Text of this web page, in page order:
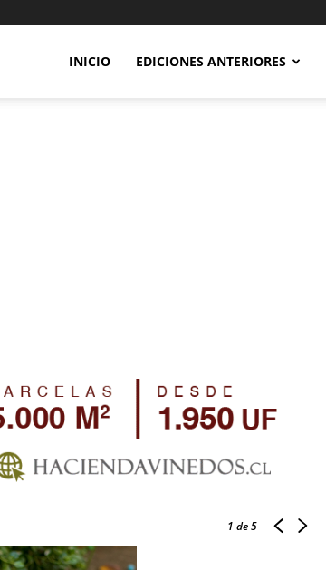
INICIO EDICIONES ANTERIORES
1 de 5